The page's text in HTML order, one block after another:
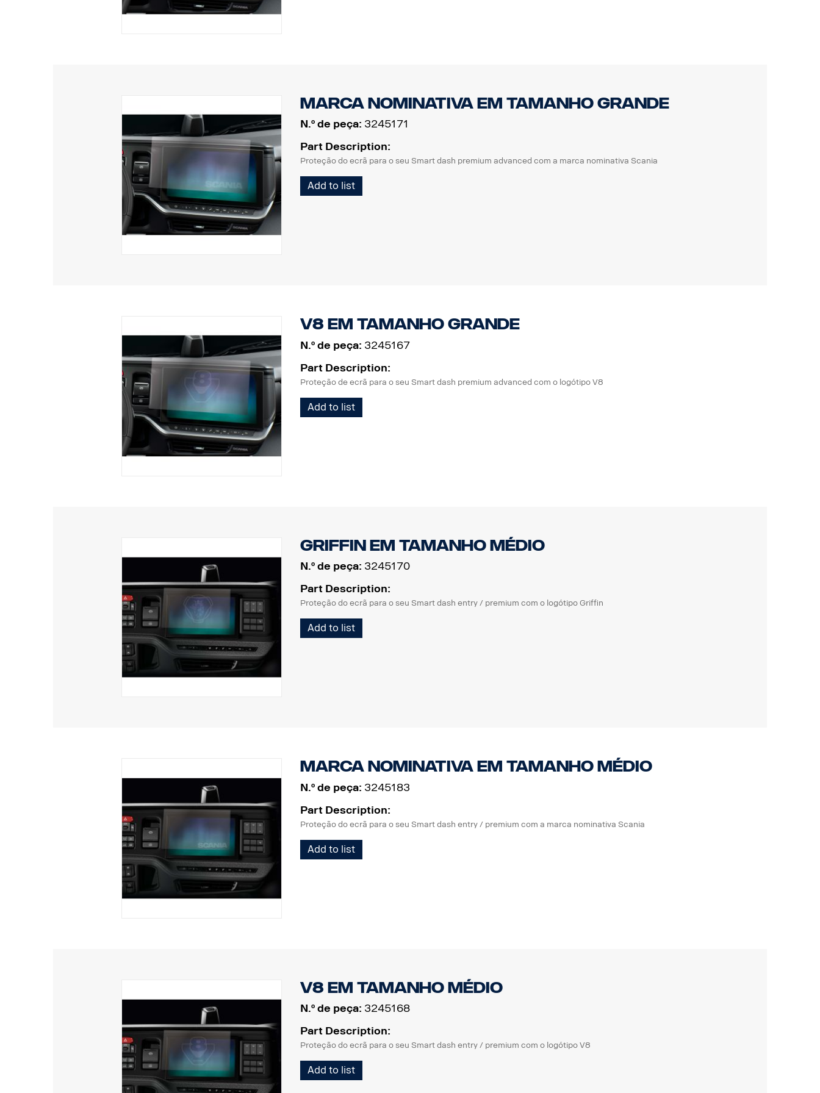
Marca nominativa em tamanho grande
N.º de peça: 3245171
Part Description:
Proteção do ecrã para o seu Smart dash premium advanced com a marca nominativa Scania
Add to list
V8 em tamanho grande
N.º de peça: 3245167
Part Description:
Proteção de ecrã para o seu Smart dash premium advanced com o logótipo V8
Add to list
Griffin em tamanho médio
N.º de peça: 3245170
Part Description:
Proteção do ecrã para o seu Smart dash entry / premium com o logótipo Griffin
Add to list
Marca nominativa em tamanho médio
N.º de peça: 3245183
Part Description:
Proteção do ecrã para o seu Smart dash entry / premium com a marca nominativa Scania
Add to list
V8 em tamanho médio
N.º de peça: 3245168
Part Description:
Proteção do ecrã para o seu Smart dash entry / premium com o logótipo V8
Add to list